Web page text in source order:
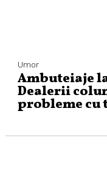
Umor
Ambuteiaje
Dealerii
probleme cu